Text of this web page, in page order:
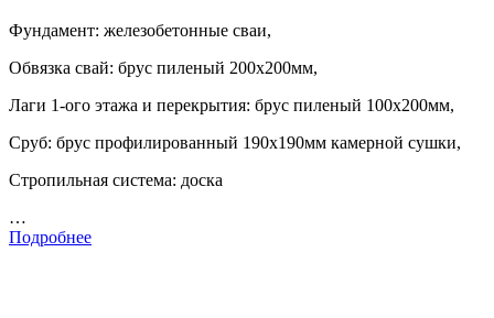
Фундамент: железобетонные сваи,
Обвязка свай: брус пиленый 200х200мм,
Лаги 1-ого этажа и перекрытия: брус пиленый 100х200мм,
Сруб: брус профилированный 190х190мм камерной сушки,
Стропильная система: доска
…
Подробнее